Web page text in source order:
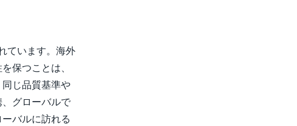
ています。海外
保つことは、
じ品質基準や
グローバルで
バルに訪れる